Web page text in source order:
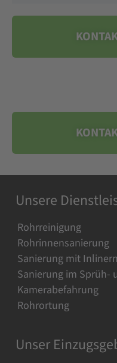
Unsere
Rohrreinigung
Rohrinnensanierung
Sanierung mit Inlinern
Sanierung im Sprüh-
Kamerabefahrung
Rohrortung
Unser